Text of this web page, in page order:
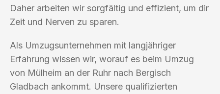
Daher arbeiten wir sorgfältig und effizient, um dir
Zeit und Nerven zu sparen.
Als Umzugsunternehmen mit langjähriger
Erfahrung wissen wir, worauf es beim Umzug
von Mülheim an der Ruhr nach Bergisch
Gladbach ankommt. Unsere qualifizierten